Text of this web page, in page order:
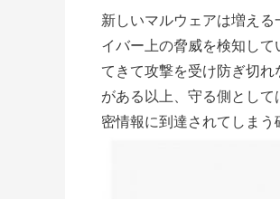
新しいマルウェアは増え
イバー上の脅威を検知し
てきて攻撃を受け防ぎ切
がある以上、守る側とし
密情報に到達されてしまう